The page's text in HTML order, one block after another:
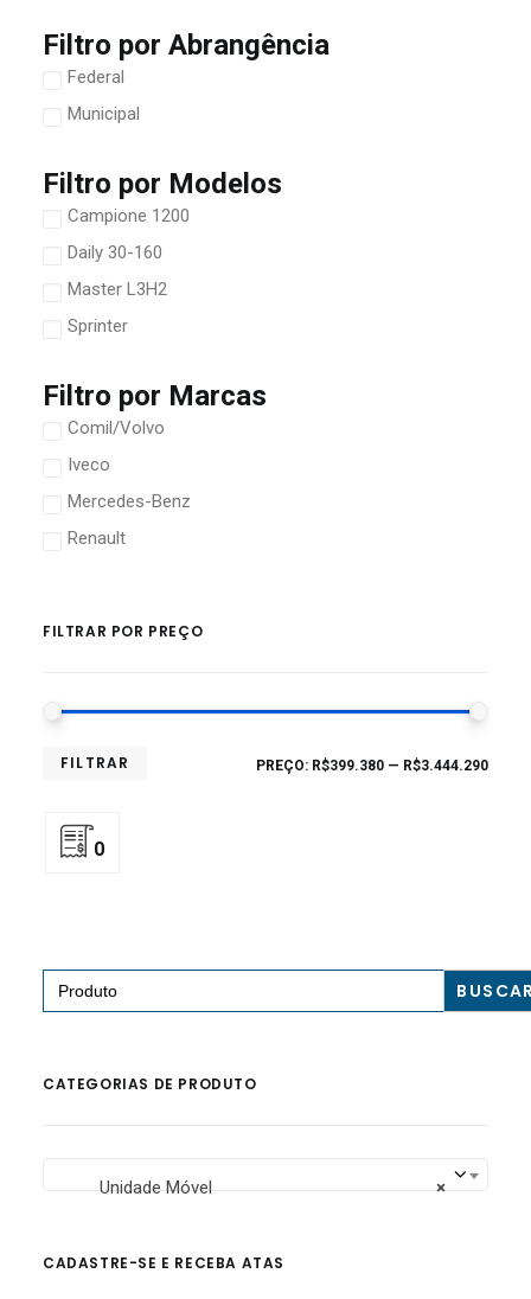
Filtro por Abrangência
Federal
Municipal
Filtro por Modelos
Campione 1200
Daily 30-160
Master L3H2
Sprinter
Filtro por Marcas
Comil/Volvo
Iveco
Mercedes-Benz
Renault
FILTRAR POR PREÇO
FILTRAR PREÇO: R$399.380 — R$3.444.290
0
Search
for:
CATEGORIAS DE PRODUTO
×
Unidade Móvel
CADASTRE-SE E RECEBA ATAS